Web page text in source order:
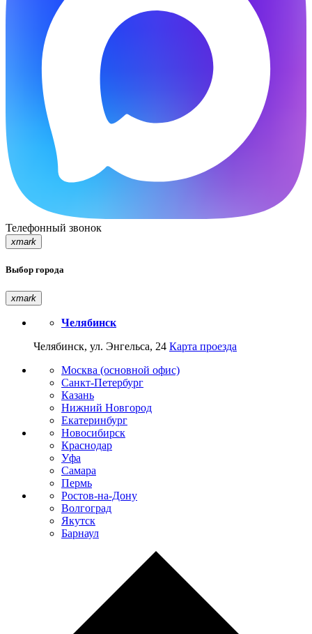
Телефонный звонок
xmark
Выбор города
xmark
Челябинск
Челябинск, ул. Энгельса, 24 Карта проезда
Москва (основной офис)
Санкт-Петербург
Казань
Нижний Новгород
Екатеринбург
Новосибирск
Краснодар
Уфа
Самара
Пермь
Ростов-на-Дону
Волгоград
Якутск
Барнаул